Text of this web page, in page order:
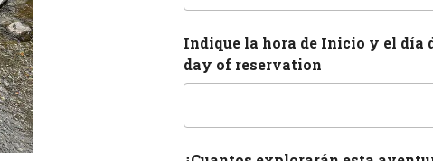
Indique la hora de Inicio y el día
day of reservation